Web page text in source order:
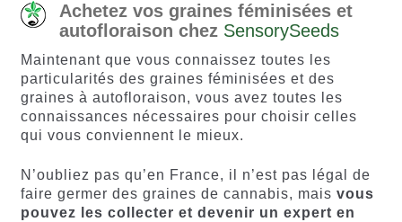
Achetez vos graines féminisées et
autofloraison chez SensorySeeds
Maintenant que vous connaissez toutes les
particularités des graines féminisées et des
graines à autofloraison, vous avez toutes les
connaissances nécessaires pour choisir celles
qui vous conviennent le mieux.
N’oubliez pas qu’en France, il n’est pas légal de
faire germer des graines de cannabis, mais vous
pouvez les collecter et devenir un expert en